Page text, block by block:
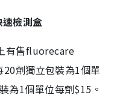
檢測盒
有售fluorecare
劑獨立包裝為1個單
為1個單位每劑$15。